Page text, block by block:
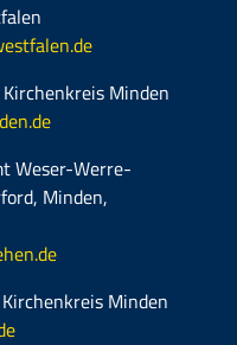
Minden
Weser-Werre-
Minden,
Minden